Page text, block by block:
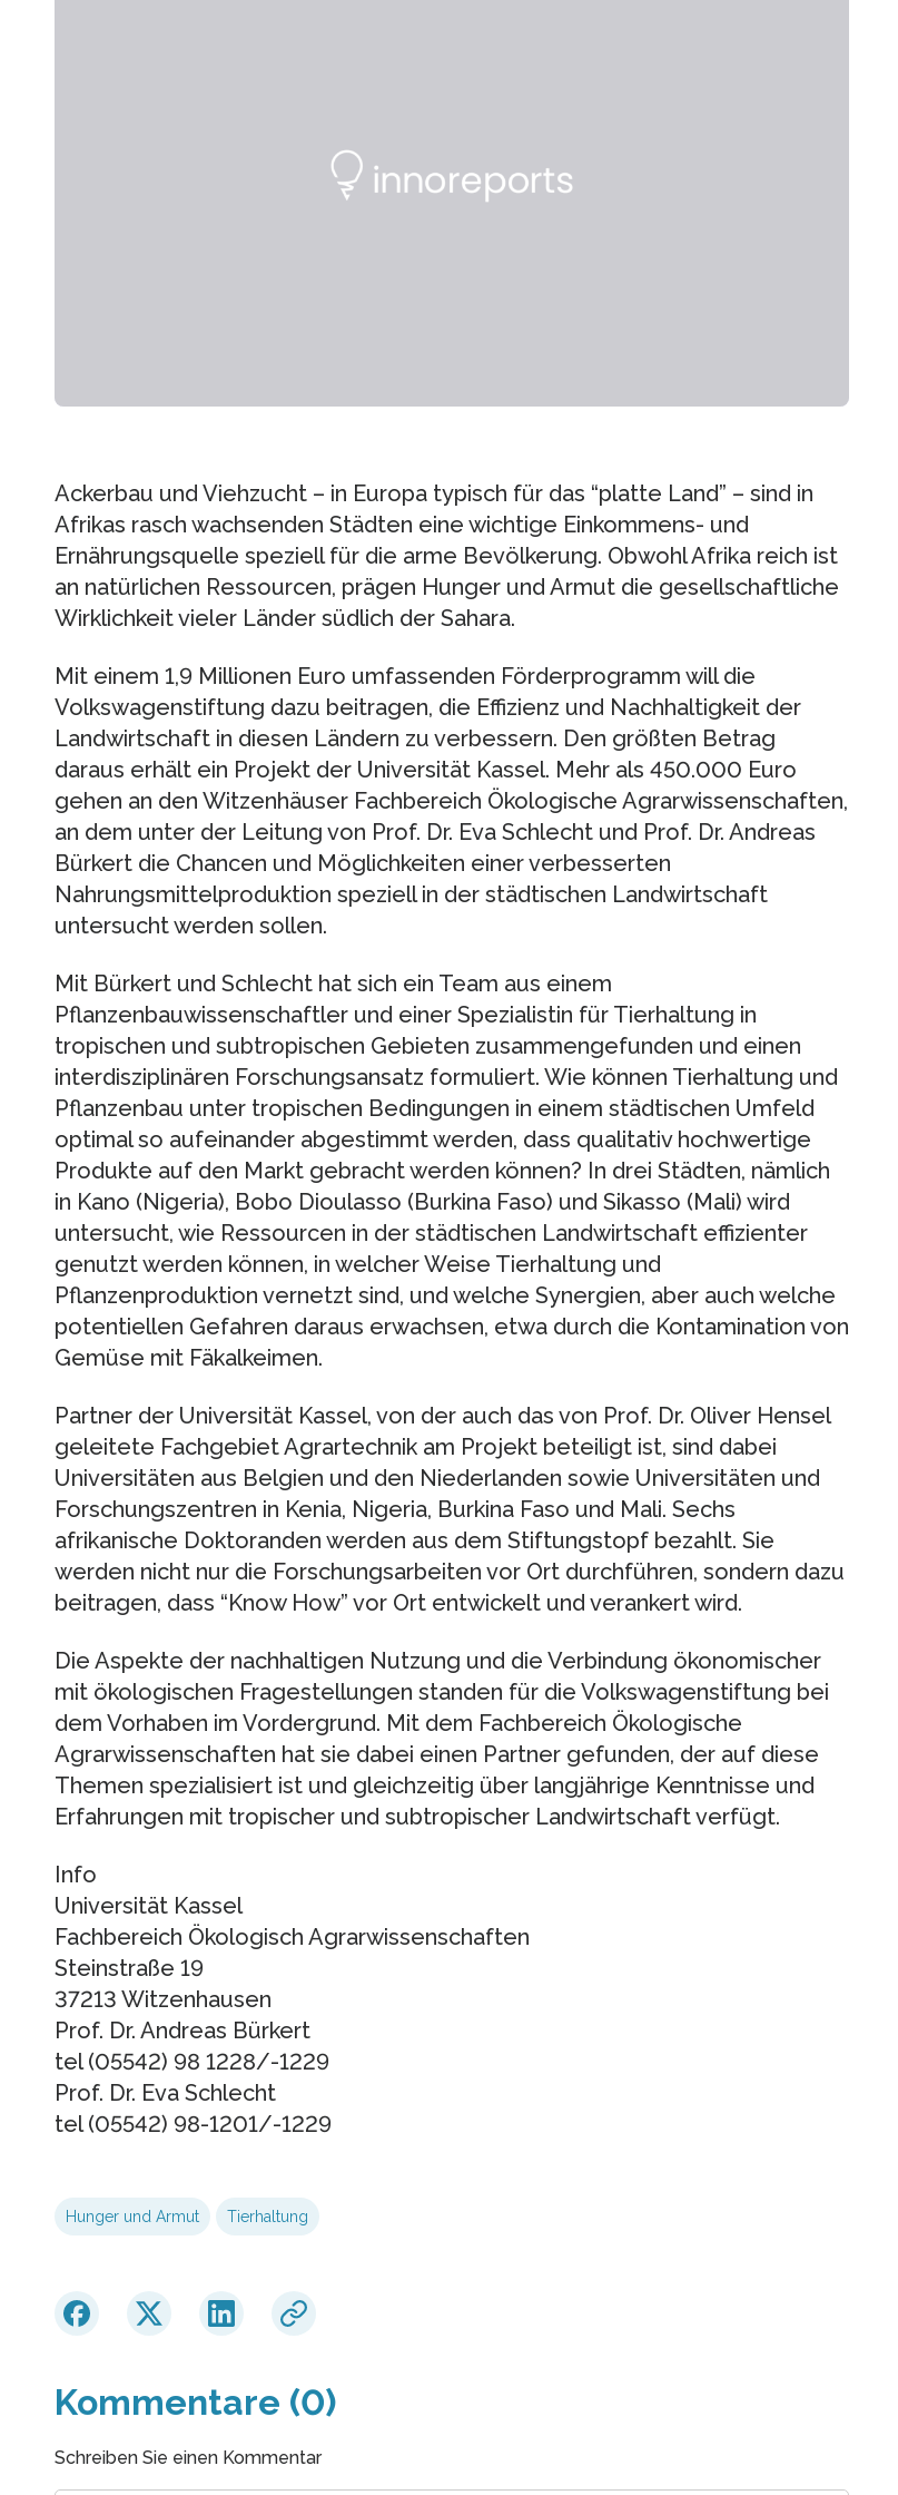
Ackerbau und Viehzucht – in Europa typisch für das “platte Land” – sind in
Afrikas rasch wachsenden Städten eine wichtige Einkommens- und
Ernährungsquelle speziell für die arme Bevölkerung. Obwohl Afrika reich ist
an natürlichen Ressourcen, prägen Hunger und Armut die gesellschaftliche
Wirklichkeit vieler Länder südlich der Sahara.
Mit einem 1,9 Millionen Euro umfassenden Förderprogramm will die
Volkswagenstiftung dazu beitragen, die Effizienz und Nachhaltigkeit der
Landwirtschaft in diesen Ländern zu verbessern. Den größten Betrag
daraus erhält ein Projekt der Universität Kassel. Mehr als 450.000 Euro
gehen an den Witzenhäuser Fachbereich Ökologische Agrarwissenschaften,
an dem unter der Leitung von Prof. Dr. Eva Schlecht und Prof. Dr. Andreas
Bürkert die Chancen und Möglichkeiten einer verbesserten
Nahrungsmittelproduktion speziell in der städtischen Landwirtschaft
untersucht werden sollen.
Mit Bürkert und Schlecht hat sich ein Team aus einem
Pflanzenbauwissenschaftler und einer Spezialistin für Tierhaltung in
tropischen und subtropischen Gebieten zusammengefunden und einen
interdisziplinären Forschungsansatz formuliert. Wie können Tierhaltung und
Pflanzenbau unter tropischen Bedingungen in einem städtischen Umfeld
optimal so aufeinander abgestimmt werden, dass qualitativ hochwertige
Produkte auf den Markt gebracht werden können? In drei Städten, nämlich
in Kano (Nigeria), Bobo Dioulasso (Burkina Faso) und Sikasso (Mali) wird
untersucht, wie Ressourcen in der städtischen Landwirtschaft effizienter
genutzt werden können, in welcher Weise Tierhaltung und
Pflanzenproduktion vernetzt sind, und welche Synergien, aber auch welche
potentiellen Gefahren daraus erwachsen, etwa durch die Kontamination von
Gemüse mit Fäkalkeimen.
Partner der Universität Kassel, von der auch das von Prof. Dr. Oliver Hensel
geleitete Fachgebiet Agrartechnik am Projekt beteiligt ist, sind dabei
Universitäten aus Belgien und den Niederlanden sowie Universitäten und
Forschungszentren in Kenia, Nigeria, Burkina Faso und Mali. Sechs
afrikanische Doktoranden werden aus dem Stiftungstopf bezahlt. Sie
werden nicht nur die Forschungsarbeiten vor Ort durchführen, sondern dazu
beitragen, dass “Know How” vor Ort entwickelt und verankert wird.
Die Aspekte der nachhaltigen Nutzung und die Verbindung ökonomischer
mit ökologischen Fragestellungen standen für die Volkswagenstiftung bei
dem Vorhaben im Vordergrund. Mit dem Fachbereich Ökologische
Agrarwissenschaften hat sie dabei einen Partner gefunden, der auf diese
Themen spezialisiert ist und gleichzeitig über langjährige Kenntnisse und
Erfahrungen mit tropischer und subtropischer Landwirtschaft verfügt.
Info
Universität Kassel
Fachbereich Ökologisch Agrarwissenschaften
Steinstraße 19
37213 Witzenhausen
Prof. Dr. Andreas Bürkert
tel (05542) 98 1228/-1229
Prof. Dr. Eva Schlecht
tel (05542) 98-1201/-1229
Hunger und Armut Tierhaltung
Kommentare (0)
Schreiben Sie einen Kommentar